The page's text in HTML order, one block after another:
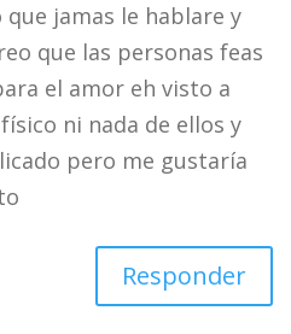
jamas le hablare y
que las personas feas
el amor eh visto a
ni nada de ellos y
pero me gustaría
Responder